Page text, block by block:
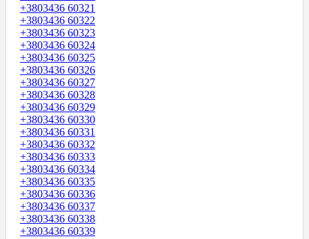
+3803436 60321
+3803436 60322
+3803436 60323
+3803436 60324
+3803436 60325
+3803436 60326
+3803436 60327
+3803436 60328
+3803436 60329
+3803436 60330
+3803436 60331
+3803436 60332
+3803436 60333
+3803436 60334
+3803436 60335
+3803436 60336
+3803436 60337
+3803436 60338
+3803436 60339